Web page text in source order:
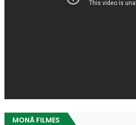
MONÃ FILMES